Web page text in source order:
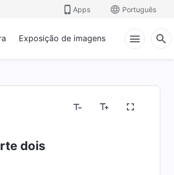
Apps Português
Exposição de imagens
dois